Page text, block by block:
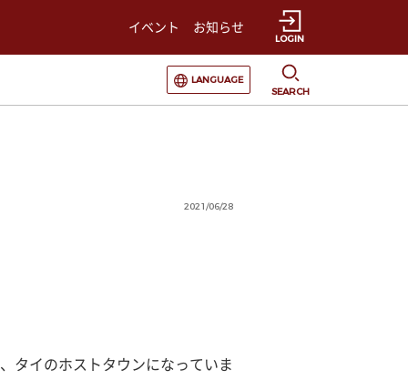
イベント お知らせ
LOGIN
選択すると言語の切替が発生します
LANGUAGE
SEARCH
2021/06/28
タイのホストタウンになっていま